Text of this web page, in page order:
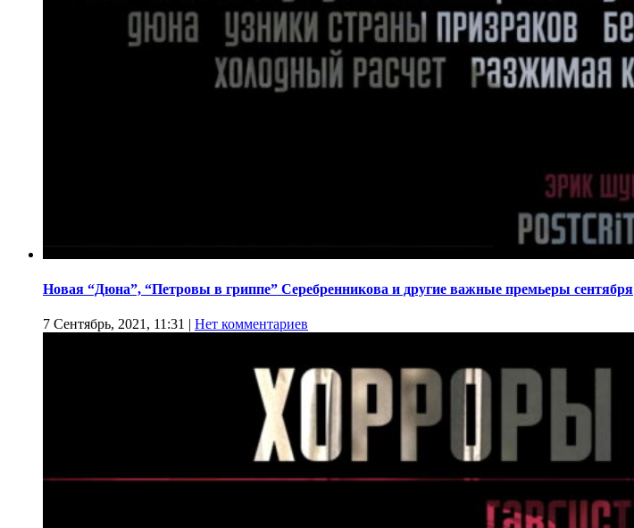
Новая “Дюна”, “Петровы в гриппе” Серебренникова и другие важные премьеры сентября
7 Сентябрь, 2021, 11:31 | Нет комментариев